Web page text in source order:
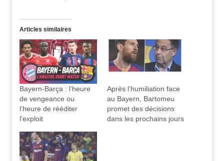
Articles similaires
Bayern-Barça : l’heure
de vengeance ou
l’heure de rééditer
l’exploit
Après l’humiliation face
au Bayern, Bartomeu
promet des décisions
dans les prochains jours